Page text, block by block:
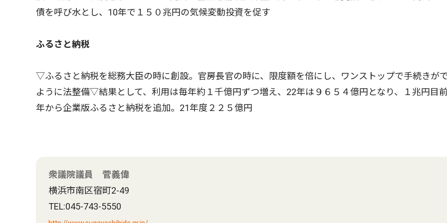
債を呼び水とし、10年で１５０兆円の気候変動投資を促す
ふるさと納税
▽ふるさと納税を総務大臣の時に創設。官房長官の時に、限度額を倍にし、ワンストップで手続きが
ように法整備▽結果として、利用は毎年約１千億円ずつ増え、22年は９６５４億円となり、１兆円目
年から企業版ふるさと納税を追加。21年度２２５億円
衆議院議員 菅義偉
横浜市南区宿町2-49
TEL:045-743-5550